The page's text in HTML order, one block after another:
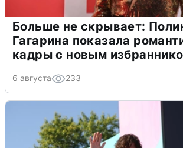
Больше не скрывает:
Гагарина показала
кадры с новым
6 августа 233